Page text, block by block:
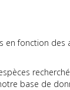
en fonction
base de